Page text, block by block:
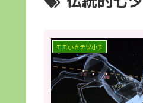
モモ小６テツ小３